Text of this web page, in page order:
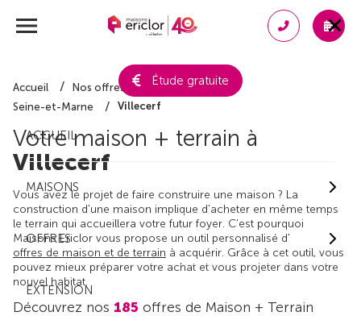
Étude gratuite
ACCUEIL
MAISONS
OFFRES
EXTENSION
Accueil
Nos offres de maison + terrain
Seine-et-Marne
Villecerf
Votre maison + terrain à
Villecerf
Vous avez le projet de faire construire une maison ? La
construction d'une maison implique d'acheter en même temps
le terrain qui accueillera votre futur foyer. C'est pourquoi
Maisons Ericlor vous propose un outil personnalisé d'
offres de maison et de terrain à acquérir. Grâce à cet outil, vous
pouvez mieux préparer votre achat et vous projeter dans votre
nouvel habitat.
Découvrez nos 185 offres de Maison + Terrain